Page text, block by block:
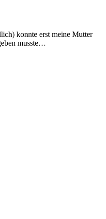
konnte erst meine Mutter
musste…